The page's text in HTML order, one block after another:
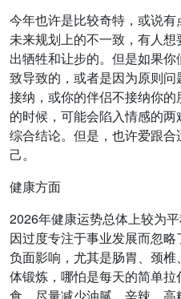
今年也许是比较奇特，或说
未来规划上的不一致，有人
出牺牲和让步的。但是如果
致导致的，或者是因为原则
接纳，或你的伴侣不接纳你
的时候，可能会陷入情感的
综合结论。但是，也许爱跟
己。
健康方面
2026年健康运势总体上较为
因过度专注于事业发展而忽
负面影响，尤其是肠胃、颈
体锻炼，哪怕是每天的简单